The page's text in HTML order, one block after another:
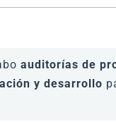
auditorías de
y desarrollo